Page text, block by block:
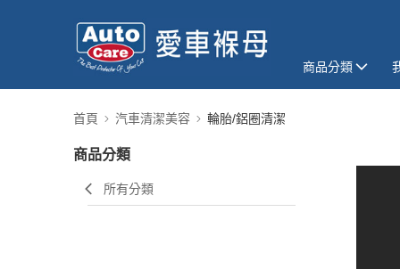
商品分類
首頁 汽車清潔美容 輪胎/鋁圈清潔
商品分類
所有分類